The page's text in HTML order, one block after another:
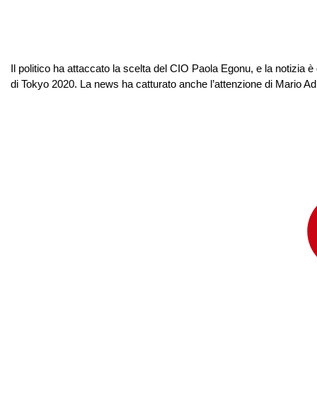
Il politico ha attaccato la scelta del CIO Paola Egonu, e la notizia
di Tokyo 2020. La news ha catturato anche l’attenzione di Mario